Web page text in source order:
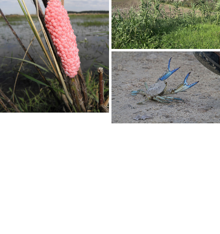
Ignasi Ripoll es zoólogo. Trabajó
durante años en acuicultura,
adquiriendo experiencia en los
ecosistemas del humedal, su cultura y
su sociedad, lo que le fue útil para
trabajar en la Oficina técnica de
SEO/BirdLife en el Delta desde el 2000,
de la cual fue responsable (2005-2016)
desarrollando programas de
conservación y uso público en las
reservas de SEO en el Delta, además de
representando un papel muy activo de
esta organización en la defensa de este
espacio.